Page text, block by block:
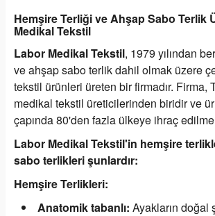
Hemşire Terliği ve Ahşap Sabo Terlik
Medikal Tekstil
Labor Medikal Tekstil, 1979 yılından
ve ahşap sabo terlik dahil olmak üzere
tekstil ürünleri üreten bir firmadır. Firma,
medikal tekstil üreticilerinden biridir ve
çapında 80'den fazla ülkeye ihraç
Labor Medikal Tekstil'in hemşire
sabo terlikleri şunlardır:
Hemşire Terlikleri:
Anatomik tabanlı: Ayakların doğal